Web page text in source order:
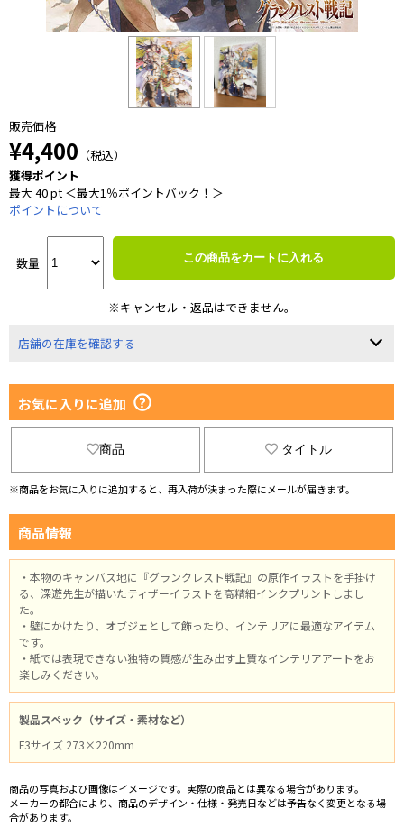
販売価格
¥4,400 （税込）
獲得ポイント
最大 40 pt ＜最大1％ポイントバック！＞
ポイントについて
数量 この商品をカートに入れる
※キャンセル・返品はできません。
店舗の在庫を確認する
お気に入りに追加
商品 タイトル
※商品をお気に入りに追加すると、再入荷が決まった際にメールが届きます。
商品情報
・本物のキャンバス地に『グランクレスト戦記』の原作イラストを手掛け
る、深遊先生が描いたティザーイラストを高精細インクプリントしまし
た。
・壁にかけたり、オブジェとして飾ったり、インテリアに最適なアイテム
です。
・紙では表現できない独特の質感が生み出す上質なインテリアアートをお
楽しみください。
製品スペック（サイズ・素材など）
F3サイズ 273×220mm
商品の写真および画像はイメージです。実際の商品とは異なる場合があります。
メーカーの都合により、商品のデザイン・仕様・発売日などは予告なく変更となる場
合があります。